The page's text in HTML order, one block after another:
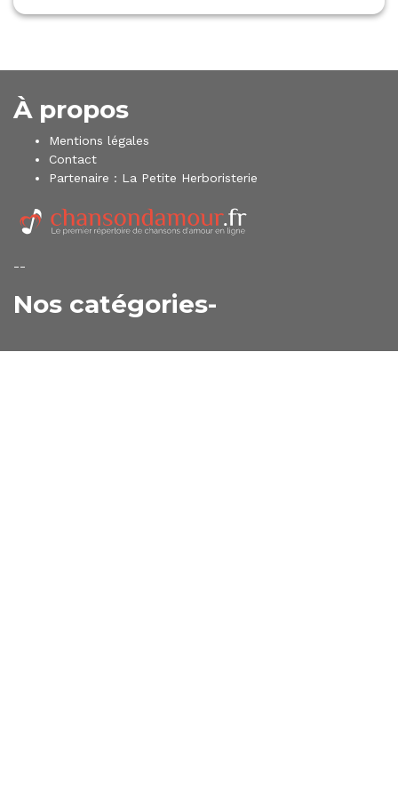
À propos
Mentions légales
Contact
Partenaire : La Petite Herboristerie
--
Nos catégories-